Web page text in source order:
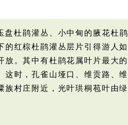
盘杜鹃灌丛、小中甸的腋花杜鹃
红棕杜鹃灌丛层片引得游人如
。其中有杜鹃花属叶片最大的
这时，孔雀山垭口、维贡路、维
族村庄附近，光叶珙桐苞叶由绿